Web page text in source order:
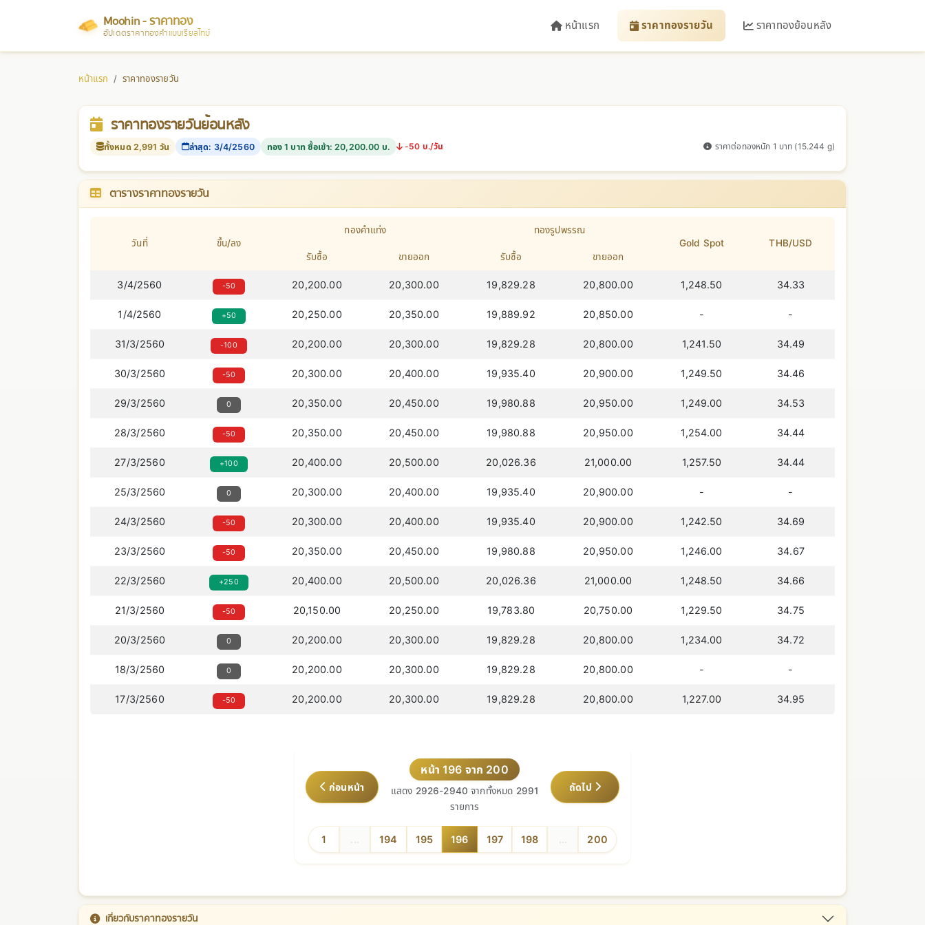
Moohin - ราคาทอง
อัปเดตราคาทองคำแบบเรียลไทม์
หน้าแรก ราคาทองรายวัน ราคาทองย้อนหลัง
หน้าแรก ราคาทองรายวัน
ราคาทองรายวันย้อนหลัง
ทั้งหมด 2,991 วัน ล่าสุด: 3/4/2560 ทอง 1 บาท ซื้อเข้า: 20,200.00 บ. -50 บ./วัน ราคาต่อทองหนัก 1 บาท (15.244 g)
ตารางราคาทองรายวัน
วันที่ ขึ้น/ลง
ทองคำแท่ง
ทองรูปพรรณ
Gold Spot
THB/USD
รับซื้อ
ขายออก รับซื้อ ขายออก
3/4/2560 -50 20,200.00 20,300.00 19,829.28 20,800.00 1,248.50 34.33
1/4/2560 +50 20,250.00 20,350.00 19,889.92 20,850.00 - -
31/3/2560 -100 20,200.00 20,300.00 19,829.28 20,800.00 1,241.50 34.49
30/3/2560 -50 20,300.00 20,400.00 19,935.40 20,900.00 1,249.50 34.46
29/3/2560 0 20,350.00 20,450.00 19,980.88 20,950.00 1,249.00 34.53
28/3/2560 -50 20,350.00 20,450.00 19,980.88 20,950.00 1,254.00 34.44
27/3/2560 +100 20,400.00 20,500.00 20,026.36 21,000.00 1,257.50 34.44
25/3/2560 0 20,300.00 20,400.00 19,935.40 20,900.00 - -
24/3/2560 -50 20,300.00 20,400.00 19,935.40 20,900.00 1,242.50 34.69
23/3/2560 -50 20,350.00 20,450.00 19,980.88 20,950.00 1,246.00 34.67
22/3/2560 +250 20,400.00 20,500.00 20,026.36 21,000.00 1,248.50 34.66
21/3/2560 -50 20,150.00 20,250.00 19,783.80 20,750.00 1,229.50 34.75
20/3/2560 0 20,200.00 20,300.00 19,829.28 20,800.00 1,234.00 34.72
18/3/2560 0 20,200.00 20,300.00 19,829.28 20,800.00 - -
17/3/2560 -50 20,200.00 20,300.00 19,829.28 20,800.00 1,227.00 34.95
ก่อนหน้า
หน้า 196 จาก 200
แสดง 2926-2940 จากทั้งหมด 2991
รายการ
ถัดไป
1 194 195 196 197 198 200
เกี่ยวกับราคาทองรายวัน